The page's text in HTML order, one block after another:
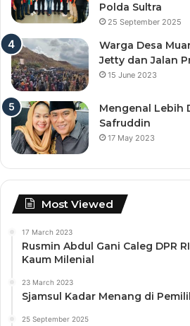
Polda Sultra
25 September 2025
Warga Desa
Jetty dan Jalan
15 June 2023
Mengenal Lebih
Safruddin
17 May 2023
Most Viewed
17 March 2023
Rusmin Abdul Gani Caleg DPR
Kaum Milenial
23 March 2023
Sjamsul Kadar Menang di
25 September 2025